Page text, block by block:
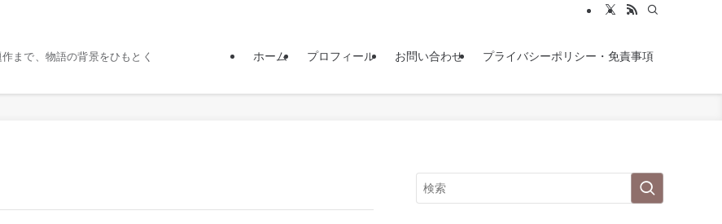
まで、物語の背景をひもとく ホーム プロフィール お問い合わせ プライバシーポリシー・免責事項